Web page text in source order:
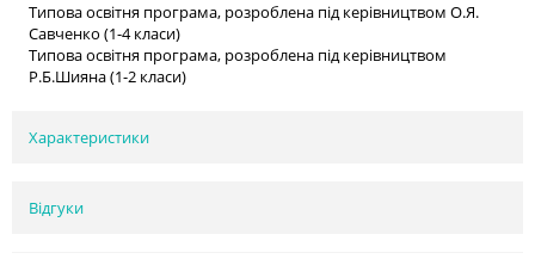
Типова освітня програма, розроблена під керівництвом О.Я.
Савченко (1-4 класи)
Типова освітня програма, розроблена під керівництвом
Р.Б.Шияна (1-2 класи)
Характеристики
Відгуки